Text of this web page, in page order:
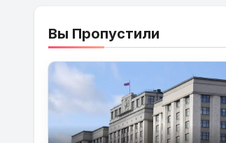
Вы Пропустили